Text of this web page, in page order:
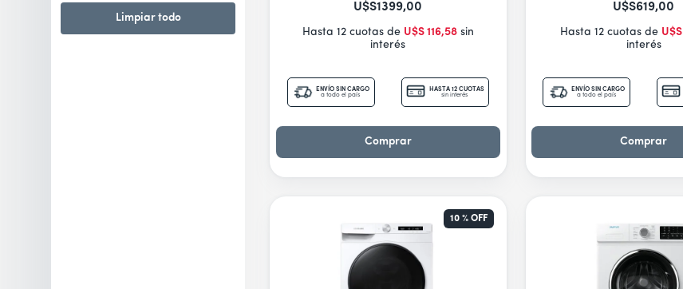
Limpiar todo
U$S1399,00
Hasta 12 cuotas de U$S 116,58sin
interés
ENVÍO SIN CARGO
a todo el país
HASTA 12 CUOTAS
sin interés
Comprar
U$S619,00
Hasta 12 cuotas de U$S
interés
ENVÍO SIN CARGO
a todo el país
Comprar
10 %OFF